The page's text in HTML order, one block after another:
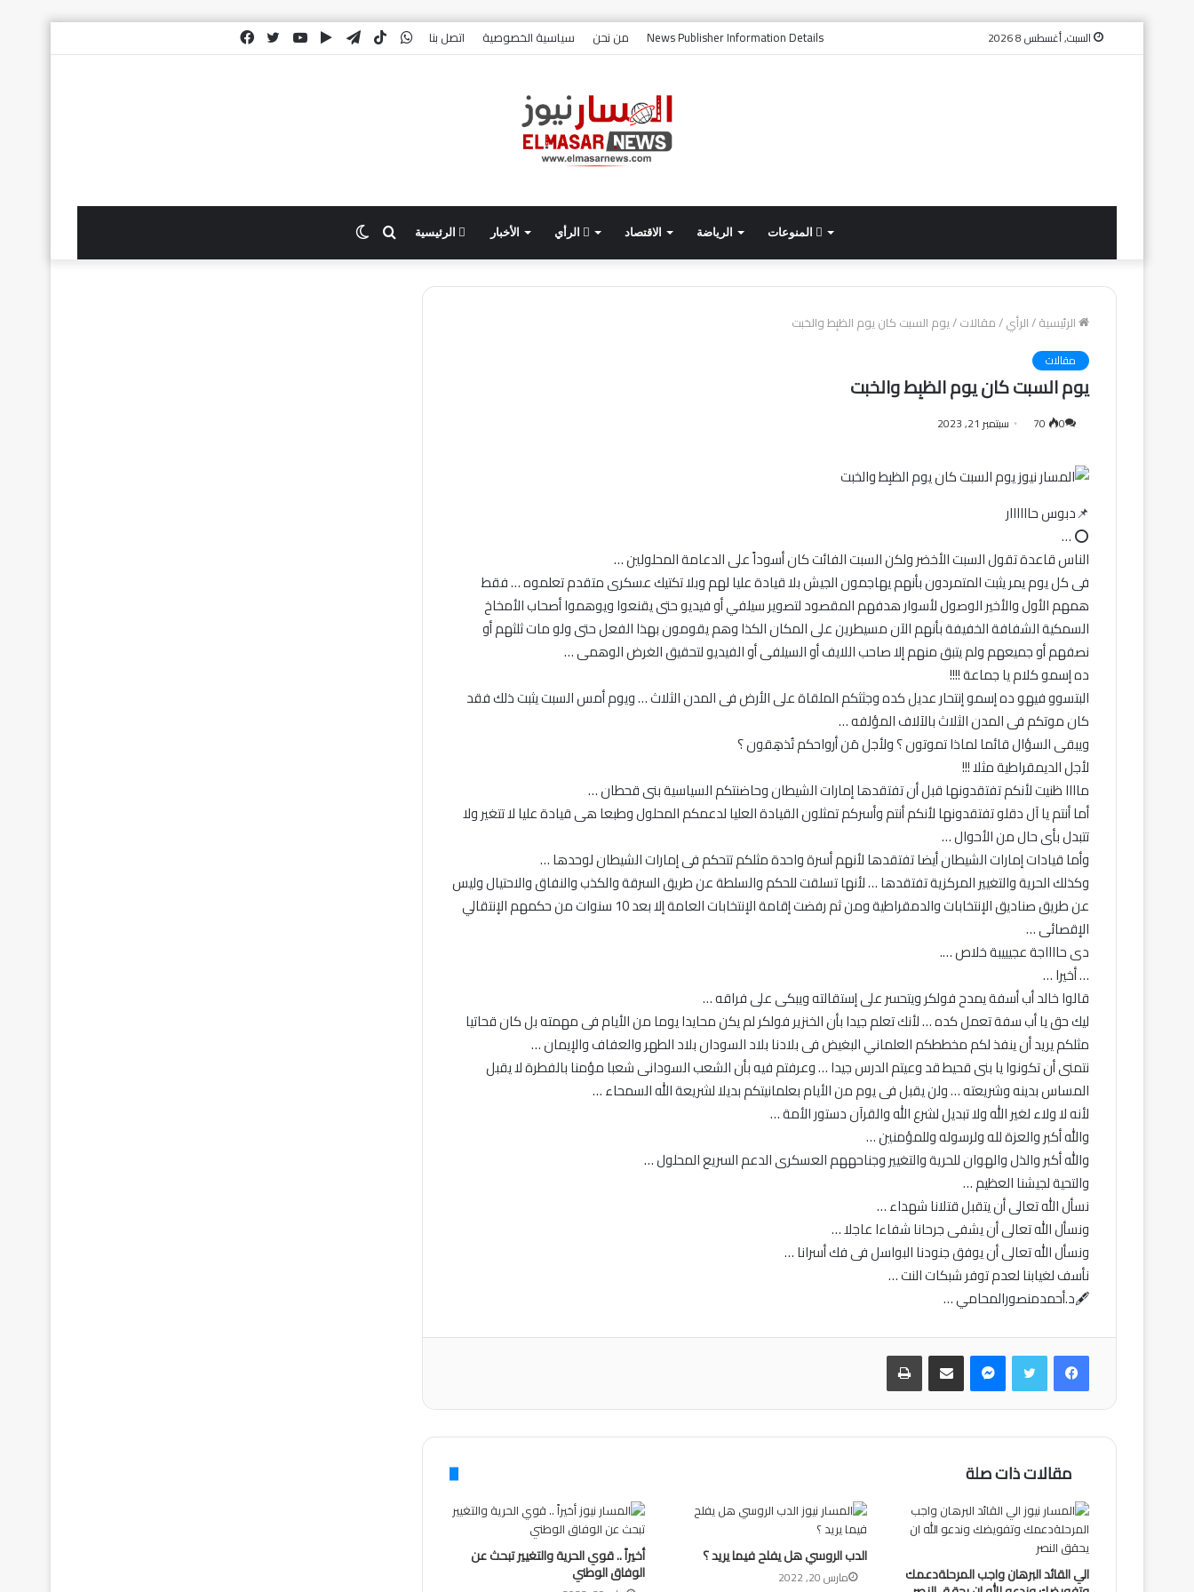
السبت, أغسطس 8 2026 اتصل بنا سياسية الخصوصية من نحن News Publisher Information Details واتسابTikTokتيلقرام‏Googleيوتيوبتويترفيسبوك
الرئيسية الأخبار الرأي الاقتصاد الرياضة المنوعات
بحثالوضع
الرئيسية/الرأي/مقالات/يوم السبت كان يوم الظبِط والخبت
مقالات
يوم السبت كان يوم الظبِط والخبت
سبتمبر 21, 2023 0
📌دبوس حاااااار
⭕ …
الناس قاعدة تقول السبت الأخضر ولكن السبت الفائت كان أسوداً على الدعامة المحلولين …
فى كل يوم يمر يثبت المتمردون بأنهم يهاجمون الجيش بلا قيادة عليا لهم وبلا تكتيك عسكرى متقدم تعلموه … فقط
همهم الأول والأخير الوصول لأسوار هدفهم المقصود لتصوير سيلفي أو فيديو حتى يقنعوا ويوهموا أصحاب الأمخاخ
السمكية الشفافة الخفيفة بأنهم الآن مسيطرين على المكان الكذا وهم يقومون بهذا الفعل حتى ولو مات ثلثهم أو
نصفهم أو جميعهم ولم يتبق منهم إلا صاحب اللايف أو السيلفى أو الفيديو لتحقيق الغرض الوهمى …
ده إسمو كلام يا جماعة !!!!
البتسوو فيهو ده إسمو إنتحار عديل كده وجثثكم الملقاة على الأرض فى المدن الثلاث … ويوم أمس السبت يثبت ذلك فقد
كان موتكم فى المدن الثلاث بالآلاف المؤلفه …
ويبقى السؤال قائما لماذا تموتون ؟ ولأجل مَن أرواحكم تُذهِقون ؟
لأجل الديمقراطية مثلا !!!
ماااا ظنيت لأنكم تفتقدونها قبل أن تفتقدها إمارات الشيطان وحاضنتكم السياسية بنى قحطان …
أما أنتم يا آل دقلو تفتقدونها لأنكم أنتم وأسركم تمثلون القيادة العليا لدعمكم المحلول وطبعا هى قيادة عليا لا تتغير ولا
تتبدل بأى حال من الأحوال …
وأما قيادات إمارات الشيطان أيضا تفتقدها لأنهم أسرة واحدة مثلكم تتحكم فى إمارات الشيطان لوحدها …
وكذلك الحرية والتغيير المركزية تفتقدها … لأنها تسلقت للحكم والسلطة عن طريق السرقة والكذب والنفاق والاحتيال وليس
عن طريق صناديق الإنتخابات والدمقراطية ومن ثم رفضت إقامة الإنتخابات العامة إلا بعد 10 سنوات من حكمهم الإنتقالي
الإقصائى …
دى حااااجة عجيييبة خلاص ….
… أخيرا …
قالوا خالد أب أسفة يمدح فولكر ويتحسر على إستقالته ويبكى على فراقه …
ليك حق يا أب سفة تعمل كده … لأنك تعلم جيدا بأن الخنزير فولكر لم يكن محايدا يوما من الأيام فى مهمته بل كان قحاتيا
مثلكم يريد أن ينفذ لكم مخططكم العلماني البغيض فى بلادنا بلاد السودان بلاد الطهر والعفاف والإيمان …
نتمنى أن تكونوا يا بنى قحيط قد وعيتم الدرس جيدا … وعرفتم فيه بأن الشعب السودانى شعبا مؤمنا بالفطرة لا يقبل
المساس بدينه وشريعته … ولن يقبل فى يوم من الأيام بعلمانيتكم بديلا لشريعة الله السمحاء …
لأنه لا ولاء لغير الله ولا تبديل لشرع الله والقرآن دستور الأمة …
والله أكبر والعزة لله ولرسوله وللمؤمنين …
والله أكبر والذل والهوان للحرية والتغيير وجناحههم العسكرى الدعم السريع المحلول …
والتحية لجيشنا العظيم …
نسأل الله تعالى أن يتقبل قتلانا شهداء …
ونسأل الله تعالى أن يشفى جرحانا شفاءا عاجلا …
ونسأل الله تعالى أن يوفق جنودنا البواسل فى فك أسرانا …
نأسف لغيابنا لعدم توفر شبكات النت …
🖋️د.أحمدمنصورالمحامي …
فيسبوك تويتر ماسنجر مشاركة عبر البريد طباعة
مقالات ذات صلة
أخيراً .. قوي الحرية والتغيير تبحث عن
الوفاق الوطني
الدب الروسي هل يفلح فيما يريد ؟
مارس 20, 2022 الي القائد البرهان واجب المرحلةدعمك